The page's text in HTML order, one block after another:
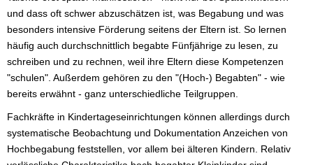
und dass oft schwer abzuschätzen ist, was Begabung und was
besonders intensive Förderung seitens der Eltern ist. So lernen
häufig auch durchschnittlich begabte Fünfjährige zu lesen, zu
schreiben und zu rechnen, weil ihre Eltern diese Kompetenzen
"schulen". Außerdem gehören zu den "(Hoch-) Begabten" - wie
bereits erwähnt - ganz unterschiedliche Teilgruppen.
Fachkräfte in Kindertageseinrichtungen können allerdings durch
systematische Beobachtung und Dokumentation Anzeichen von
Hochbegabung feststellen, vor allem bei älteren Kindern. Relativ